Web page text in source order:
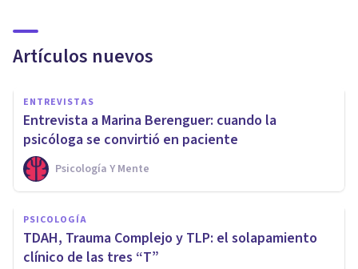
Artículos nuevos
ENTREVISTAS
Entrevista a Marina Berenguer: cuando la
psicóloga se convirtió en paciente
Psicología Y Mente
PSICOLOGÍA
TDAH, Trauma Complejo y TLP: el solapamiento
clínico de las tres “T”